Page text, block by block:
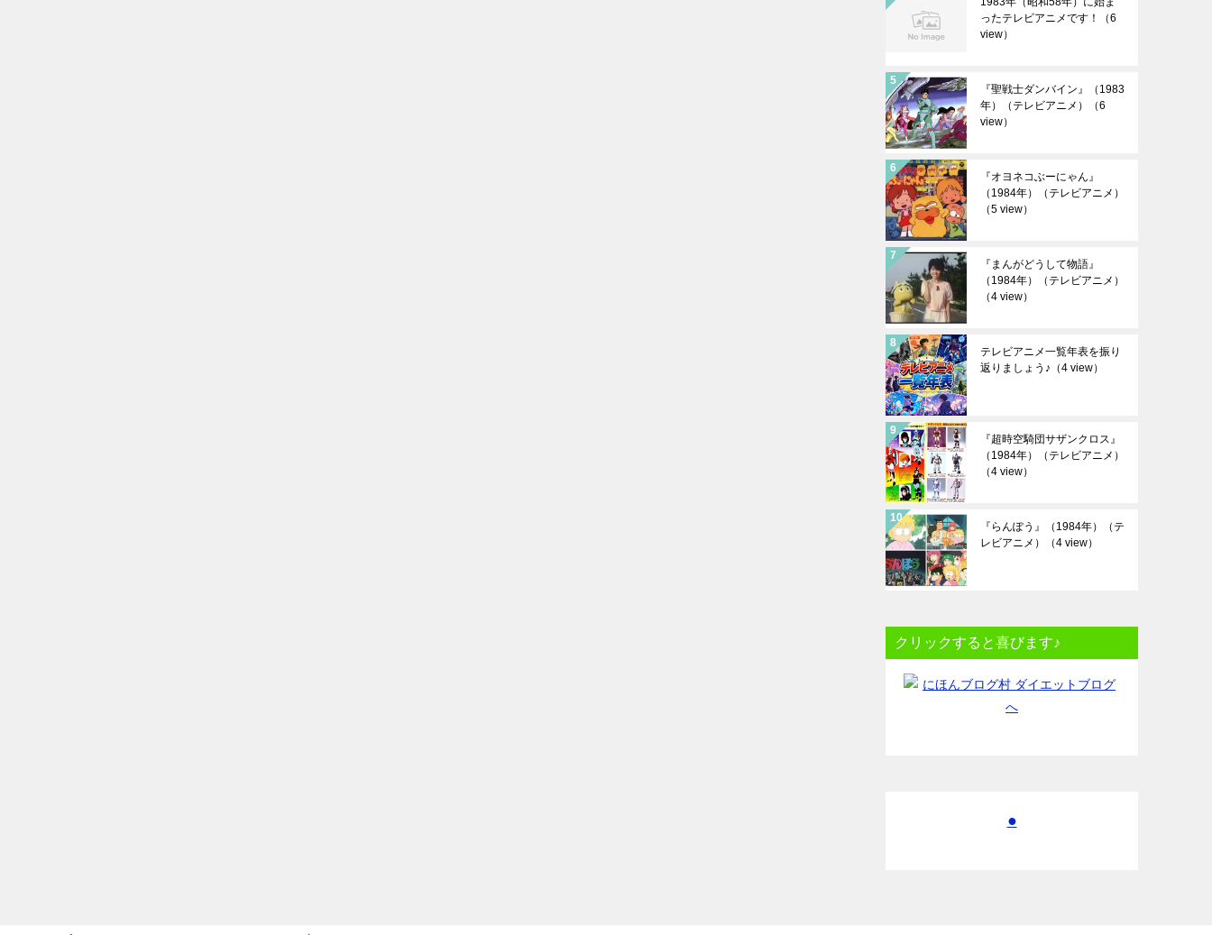
ったテレビアニメです！
（6
view）
『聖戦士ダンバイン』（1983
年）（テレビアニメ）
（6
view）
『オヨネコぶーにゃん』
（1984年）（テレビアニメ）
（5 view）
『まんがどうして物語』
（1984年）（テレビアニメ）
（4 view）
テレビアニメ一覧年表を振り
返りましょう♪ （4 view）
『超時空騎団サザンクロス』
（1984年）（テレビアニメ）
（4 view）
『らんぽう』（1984年）（テ
レビアニメ）
（4 view）
クリックすると喜びます♪
●